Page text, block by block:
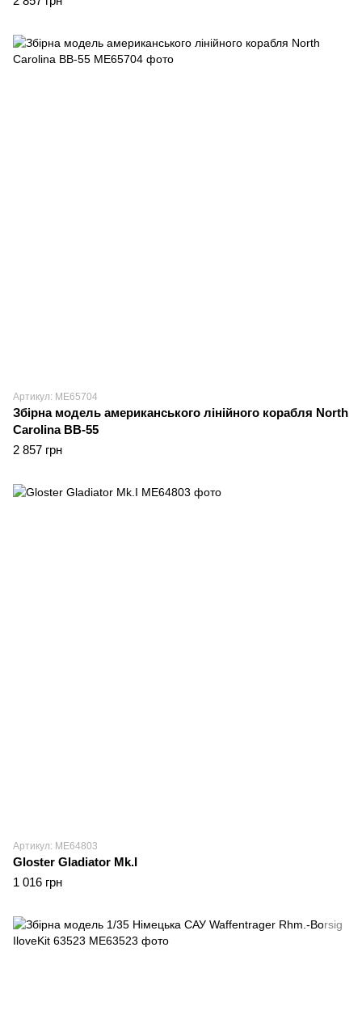
Артикул: ME65704
Збірна модель американського лінійного корабля North
Carolina BB-55
2 857 грн
Артикул: ME64803
Gloster Gladiator Mk.I
1 016 грн